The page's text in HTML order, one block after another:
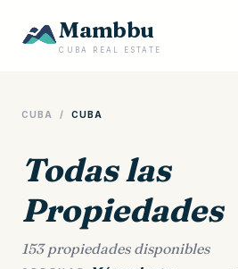
Mambbu
CUBA REAL ESTATE
CUBA / CUBA
Todas las
Propiedades
153 propiedades disponibles